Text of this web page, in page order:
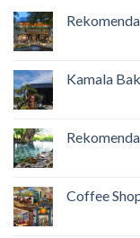
Kamala
Coffee